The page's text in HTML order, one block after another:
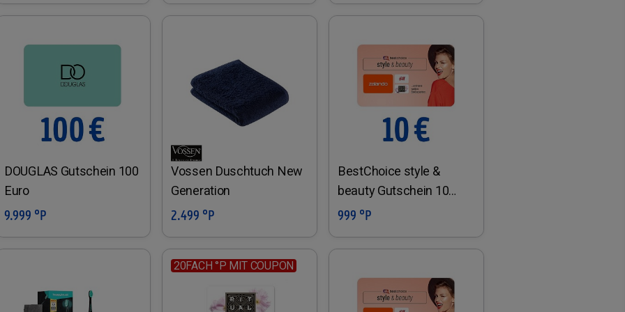
DOUGLAS Gutschein 100
Euro
In den Warenkorb
9.999 °P
Vossen Duschtuch New
Generation
In den Warenkorb
2.499 °P
BestChoice style &
beauty Gutschein 10
Euro
999 °P
20FACH °P MIT COUPON